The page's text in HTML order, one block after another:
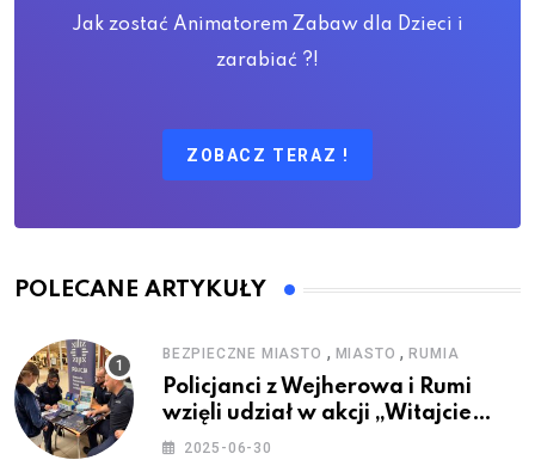
Jak zostać Animatorem Zabaw dla Dzieci i
zarabiać ?!
ZOBACZ TERAZ !
POLECANE ARTYKUŁY
BEZPIECZNE MIASTO , MIASTO ,RUMIA
Policjanci z Wejherowa i Rumi
wzięli udział w akcji „Witajcie
Wakacje”
2025-06-30